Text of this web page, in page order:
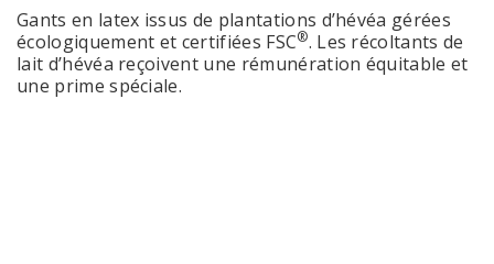
Gants en latex issus de plantations d’hévéa gérées
écologiquement et certifiées FSC®. Les récoltants de
lait d’hévéa reçoivent une rémunération équitable et
une prime spéciale.